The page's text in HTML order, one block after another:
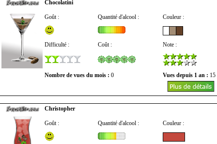
Chocolatini
Goût : Quantité d'alcool : Couleur :
Difficulté : Coût : Note :
Nombre de vues du mois : 0 Vues depuis 1 an : 15
Christopher
Goût : Quantité d'alcool : Couleur :